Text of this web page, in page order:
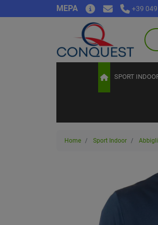
MEPA +39
SPORT
Home Sport Indoor